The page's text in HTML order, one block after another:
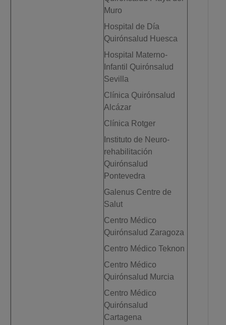
Muro
Hospital de Día
Quirónsalud Huesca
Hospital Materno-
Infantil Quirónsalud
Sevilla
Clínica Quirónsalud
Alcázar
Clínica Rotger
Instituto de Neuro-
rehabilitación
Quirónsalud
Pontevedra
Galenus Centre de
Salut
Centro Médico
Quirónsalud Zaragoza
Centro Médico Teknon
Centro Médico
Quirónsalud Murcia
Centro Médico
Quirónsalud
Cartagena